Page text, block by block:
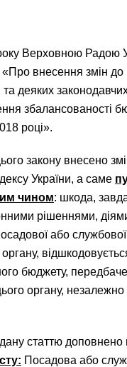
Верховною Радою
внесення змін до
та деяких
збалансованості
році».
закону внесено
України, а саме
чином: шкода,
рішеннями,
або
бюджету,
органу, незалежно
статтю доповнено
Посадова або